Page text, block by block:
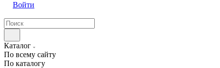
Войти
Каталог
По всему сайту
По каталогу